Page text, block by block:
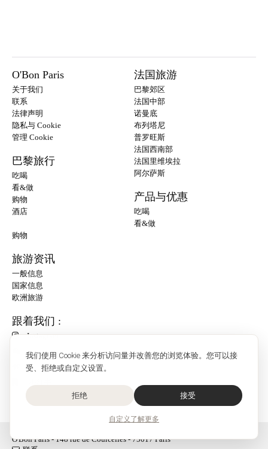
我们使用 Cookie 来分析访问量并改善您的浏览体验。您可以接
受、拒绝或自定义设置。
拒绝 接受
自定义 了解更多
O'Bon Paris
关于我们
联系
法律声明
隐私与 Cookie
管理 Cookie
巴黎旅行
吃喝
看&做
购物
酒店
法国旅游
巴黎郊区
法国中部
诺曼底
布列塔尼
普罗旺斯
法国西南部
法国里维埃拉
阿尔萨斯
产品与优惠
吃喝
看&做
购物
旅游资讯
一般信息
国家信息
欧洲旅游
跟着我们 :
Instagram
O'Bon Paris - 148 rue de Courcelles - 75017 Paris